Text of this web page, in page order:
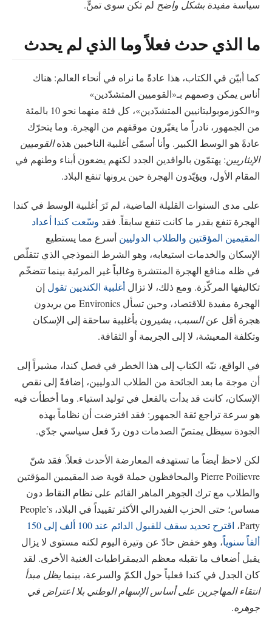
سياسة مفيدة بشكل واضح لم تكن سوى تمنٍّ.
ما الذي حدث فعلاً وما الذي لم يحدث
كما أبيّن في الكتاب، هذا عادةً ما نراه في أنحاء العالم: هناك
أناس يمكن وصمهم بـ«القوميين المتشدّدين»
و«الكوزموبوليتانيين المتشدّدين»، كل فئة منهما نحو 10 بالمئة
من الجمهور، نادراً ما يغيّرون موقفهم من الهجرة. وما يتحرّك
عادةً هو الوسط الكبير. وأنا أسمّي أغلبية الناخبين هذهالقوميين
الإيثاريين: يهتمّون بالوافدين الجدد لكنهم يضعون أبناء وطنهم في
المقام الأول، ويؤيّدون الهجرة حين يرونها تنفع البلاد.
على مدى السنوات القليلة الماضية، لم تَرَ أغلبية الوسط في كندا
الهجرة تنفع بقدر ما كانت تنفع سابقاً. فقد وسّعت كندا أعداد
المقيمين المؤقتين والطلاب الدوليين أسرع مما يستطيع
الإسكان والخدمات استيعابه، وهو الشرط النموذجي الذي تتقلّص
في ظله منافع الهجرة المنتشرة وغالباً غير المرئية بينما تتضخّم
تكاليفها المركّزة. ومع ذلك، لا تزال أغلبية الكنديين تقول إن
الهجرة مفيدة للاقتصاد، وحين تسأل Environics من يريدون
هجرة أقل عنالسبب، يشيرون بأغلبية ساحقة إلى الإسكان
وتكلفة المعيشة، لا إلى الجريمة أو الثقافة.
في الواقع، نبّه الكتاب إلى هذا الخطر في فصل كندا، مشيراً إلى
أن موجة ما بعد الجائحة من الطلاب الدوليين، إضافةً إلى نقص
الإسكان، كانت قد بدأت بالفعل في توليد استياء. وما أخطأت فيه
هو سرعة تراجع ثقة الجمهور: فقد افترضت أن نظاماً بهذه
الجودة سيظل يمتصّ الصدمات دون ردّ فعل سياسي جدّي.
لكن لاحظ أيضاً ما تستهدفه المعارضة الأحدث فعلاً. فقد شنّ
Pierre Poilievre والمحافظون حملة قوية ضد المقيمين المؤقتين
والطلاب مع ترك الجوهر الماهر القائم على نظام النقاط دون
مساس؛ حتى الحزب الفيدرالي الأكثر تقييداً في البلاد، People’s
Party،
اقترح تحديد سقف للقبول الدائم عند 100 ألف إلى 150
ألفاً سنوياً، وهو خفض حادّ عن وتيرة اليوم لكنه مستوى لا يزال
يقبل أضعاف ما تقبله معظم الديمقراطيات الغنية الأخرى. لقد
كان الجدل في كندا فعلياً حول الكمّ والسرعة، بينما يظل مبدأ
انتقاء المهاجرين على أساس الإسهام الوطني بلا اعتراض في
جوهره.